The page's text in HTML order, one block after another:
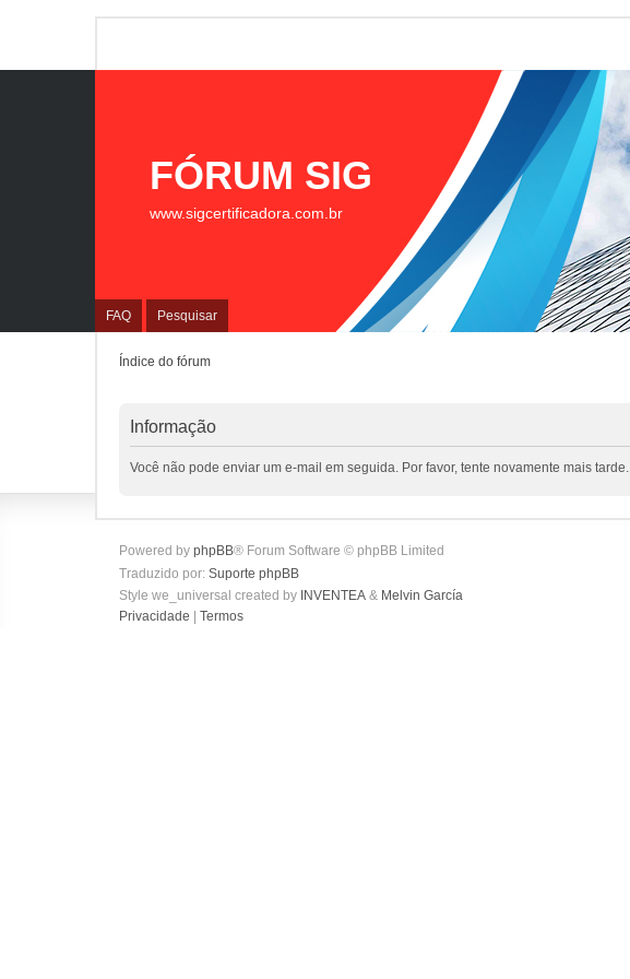
FAQ Pesquisar
FÓRUM SIG
www.sigcertificadora.com.br
Índice do fórum
Informação
Você não pode enviar um e-mail em seguida. Por favor, tente novamente mais tarde.
Powered by phpBB® Forum Software © phpBB Limited
Traduzido por: Suporte phpBB
Style we_universal created by INVENTEA & Melvin García
Privacidade
Termos